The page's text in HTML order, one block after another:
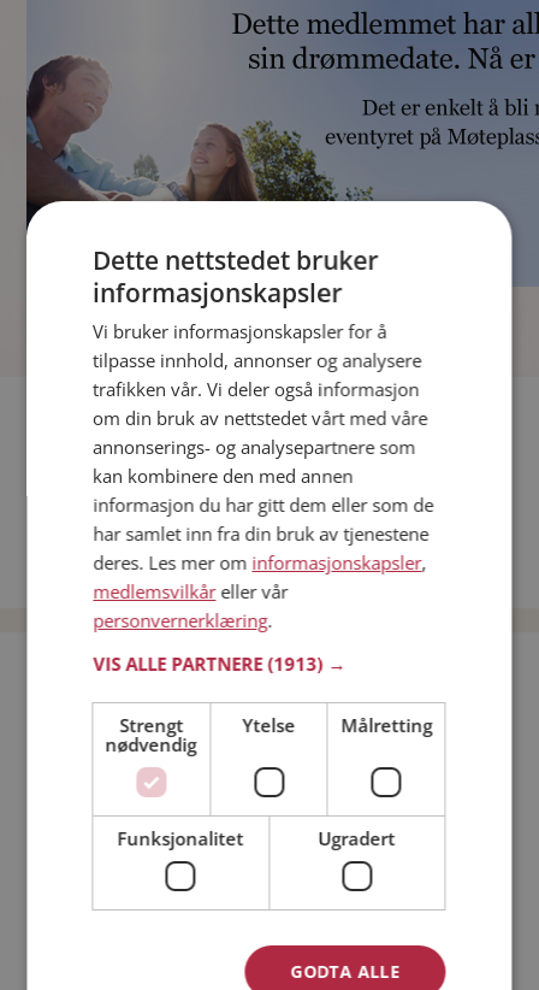
Fler single
Andre single fra Fredrikstad
Menn fra Fredrikstad
Date kvinner i Norge
Date menn i Norge
Bli medlem gratis!
Jeg er en:
Dette nettstedet bruker
informasjonskapsler
Vi bruker informasjonskapsler for å
tilpasse innhold, annonser og analysere
trafikken vår. Vi deler også informasjon
om din bruk av nettstedet vårt med våre
annonserings- og analysepartnere som
kan kombinere den med annen
informasjon du har gitt dem eller som de
har samlet inn fra din bruk av tjenestene
deres. Les mer om informasjonskapsler,
medlemsvilkåreller vår
personvernerklæring.
VIS ALLE PARTNERE(1913) →
Strengt
nødvendig
Ytelse Målretting
Funksjonalitet Ugradert
GODTA ALLE